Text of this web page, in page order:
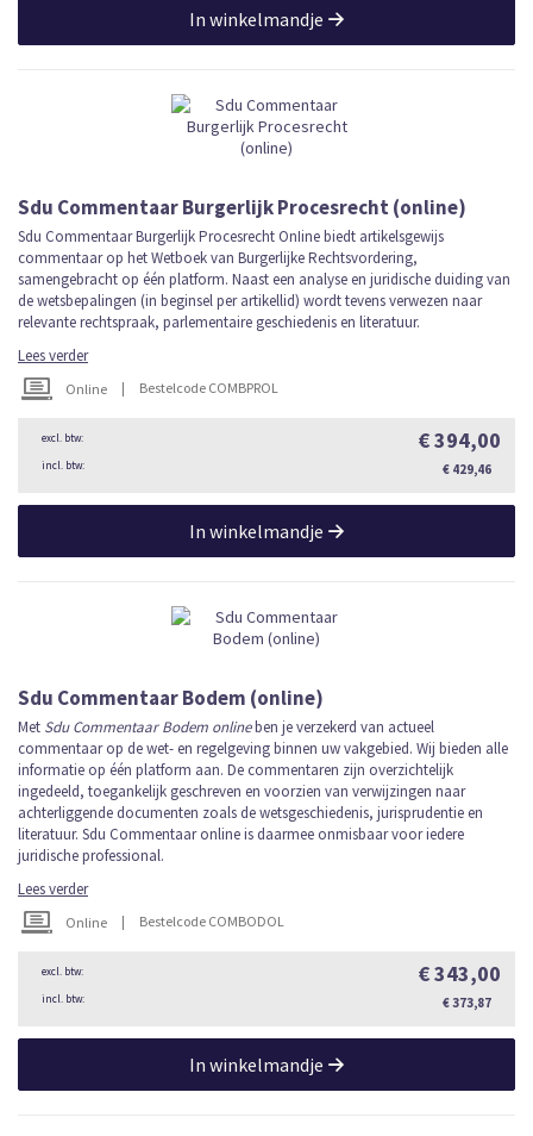
In winkelmandje
Sdu Commentaar Burgerlijk Procesrecht (online)
Sdu Commentaar Burgerlijk Procesrecht OnIine biedt artikelsgewijs
commentaar op het Wetboek van Burgerlijke Rechtsvordering,
samengebracht op één platform. Naast een analyse en juridische duiding van
de wetsbepalingen (in beginsel per artikellid) wordt tevens verwezen naar
relevante rechtspraak, parlementaire geschiedenis en literatuur.
Lees verder
Online | Bestelcode COMBPROL
€ 394,00
€ 429,46
In winkelmandje
Sdu Commentaar Bodem (online)
Met Sdu Commentaar Bodem onlineben je verzekerd van actueel
commentaar op de wet- en regelgeving binnen uw vakgebied. Wij bieden alle
informatie op één platform aan. De commentaren zijn overzichtelijk
ingedeeld, toegankelijk geschreven en voorzien van verwijzingen naar
achterliggende documenten zoals de wetsgeschiedenis, jurisprudentie en
literatuur. Sdu Commentaar online is daarmee onmisbaar voor iedere
juridische professional.
Lees verder
Online | Bestelcode COMBODOL
€ 343,00
€ 373,87
In winkelmandje